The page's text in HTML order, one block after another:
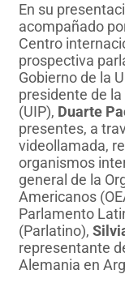
En su
acompañado
Centro
prospectiva
Gobierno de la
presidente de
(UIP), Duarte
presentes, a
videollamada,
organismos
general de la
Americanos
Parlamento
(Parlatino),
representante
Alemania en